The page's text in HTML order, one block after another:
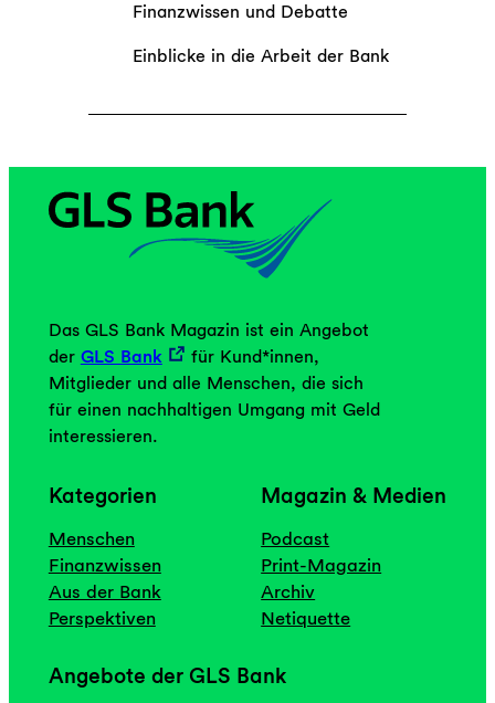
Finanzwissen und Debatte
Einblicke in die Arbeit der Bank
Das GLS Bank Magazin ist ein Angebot
der GLS Bank
für Kund*innen,
Mitglieder und alle Menschen, die sich
für einen nachhaltigen Umgang mit Geld
interessieren.
Kategorien
Menschen
Finanzwissen
Aus der Bank
Perspektiven
Magazin & Medien
Podcast
Print-Magazin
Archiv
Netiquette
Angebote der GLS Bank